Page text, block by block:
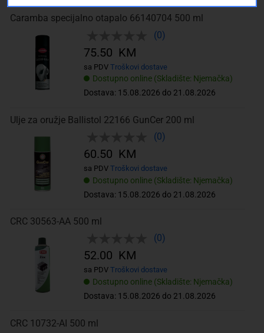
Caramba specijalno otapalo 66140704 500 ml
(0)
Dostupno online (Skladište: Njemačka)
Dostava: 15.08.2026 do 21.08.2026
75.50 KM
sa PDV Troškovi dostave
Ulje za oružje Ballistol 22166 GunCer 200 ml
(0)
Dostupno online (Skladište: Njemačka)
Dostava: 15.08.2026 do 21.08.2026
60.50 KM
sa PDV Troškovi dostave
CRC 30563-AA 500 ml
(0)
Dostupno online (Skladište: Njemačka)
Dostava: 15.08.2026 do 21.08.2026
52.00 KM
sa PDV Troškovi dostave
CRC 10732-AI 500 ml